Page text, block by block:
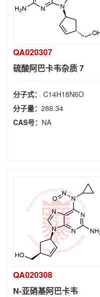
QA020307
硫酸阿巴卡韦杂质 7
分子式： C14H18N6O
分子量： 286.34
CAS号： NA
QA020308
N-亚硝基阿巴卡韦